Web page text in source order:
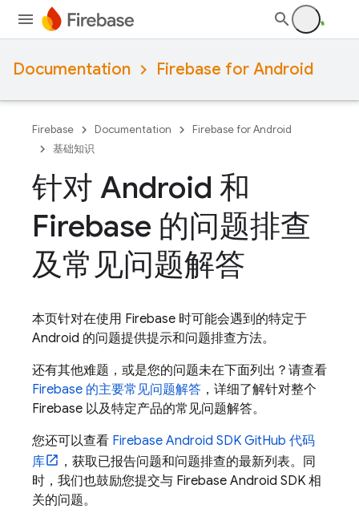
Documentation Firebase for Android
Firebase Documentation
Firebase for Android
基础知识
针对 Android 和
Firebase 的问题排查
及常见问题解答
本页针对在使用 Firebase 时可能会遇到的特定于
Android 的问题提供提示和问题排查方法。
还有其他难题，或是您的问题未在下面列出？请查看
Firebase 的主要常见问题解答 ，详细了解针对整个
Firebase 以及特定产品的常见问题解答。
您还可以查看 Firebase Android SDK GitHub 代码
库
，获取已报告问题和问题排查的最新列表。同
时，我们也鼓励您提交与 Firebase Android SDK 相
关的问题。